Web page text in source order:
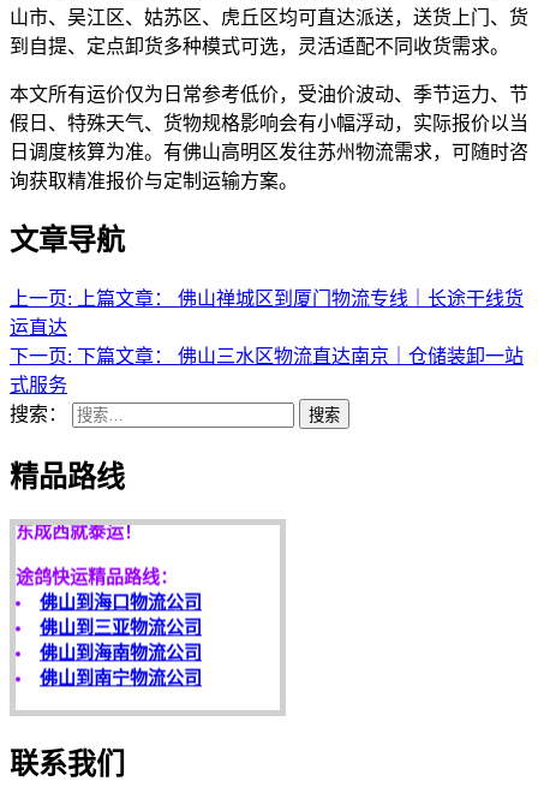
山市、吴江区、姑苏区、虎丘区均可直达派送，送货上门、货
到自提、定点卸货多种模式可选，灵活适配不同收货需求。
本文所有运价仅为日常参考低价，受油价波动、季节运力、节
假日、特殊天气、货物规格影响会有小幅浮动，实际报价以当
日调度核算为准。有佛山高明区发往苏州物流需求，可随时咨
询获取精准报价与定制运输方案。
文章导航
上一页: 上篇文章：
佛山禅城区到厦门物流专线｜长途干线货
运直达
下一页: 下篇文章：
佛山三水区物流直达南京｜仓储装卸一站
式服务
搜索：
搜索
精品路线
天开地辟宏基，
东成西就泰运！
途鸽快运精品路线：
佛山到海口物流公司
佛山到三亚物流公司
佛山到海南物流公司
佛山到南宁物流公司
客户是永远的朋友，
服务是永恒的追求！
欢迎您光临！
联系我们